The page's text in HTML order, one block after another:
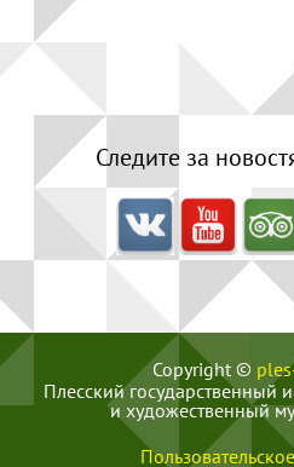
Следите за
Copyright ©
Плесский государственный
и художественный